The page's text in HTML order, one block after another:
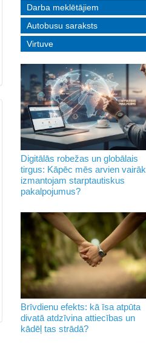
Darba meklētājiem
Autobusu saraksts
Virtuve
Digitālās robežas un globālais
tirgus: Kāpēc mēs arvien vairāk
izmantojam starptautiskus
pakalpojumus?
Brīvdienu efekts: kā īsa atpūta
divatā atdzīvina attiecības un
kādēļ tas strādā?